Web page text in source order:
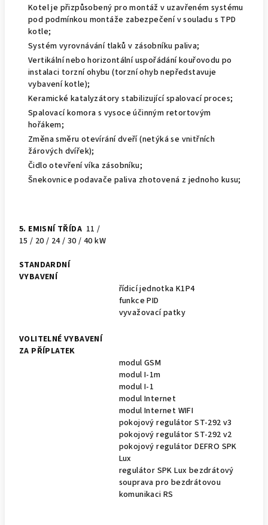
Kotel je přizpůsobený pro montáž v uzavřeném systému
pod podmínkou montáže zabezpečení v souladu s TPD
kotle;
Systém vyrovnávání tlaků v zásobníku paliva;
Vertikální nebo horizontální uspořádání kouřovodu po
instalaci torzní ohybu (torzní ohyb nepředstavuje
vybavení kotle);
Keramické katalyzátory stabilizující spalovací proces;
Spalovací komora s vysoce účinným retortovým
hořákem;
Změna směru otevírání dveří (netýká se vnitřních
žárových dvířek);
Čidlo otevření víka zásobníku;
Šnekovnice podavače paliva zhotovená z jednoho kusu;
5. EMISNÍ TŘÍDA 11 /
15 / 20 / 24 / 30 / 40 kW
STANDARDNÍ
VYBAVENÍ
řídicí jednotka K1P4
funkce PID
vyvažovací patky
VOLITELNÉ VYBAVENÍ
ZA PŘÍPLATEK
modul GSM
modul I-1m
modul I-1
modul Internet
modul Internet WIFI
pokojový regulátor ST-292 v3
pokojový regulátor ST-292 v2
pokojový regulátor DEFRO SPK
Lux
regulátor SPK Lux bezdrátový
souprava pro bezdrátovou
komunikaci RS